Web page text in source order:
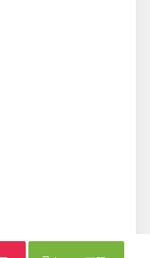
矽膠
烘焙
高溫料